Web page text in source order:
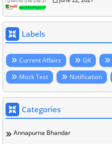
Labels
Current Affairs GK
Mock Test
Notification
Categories
Annapurna Bhandar